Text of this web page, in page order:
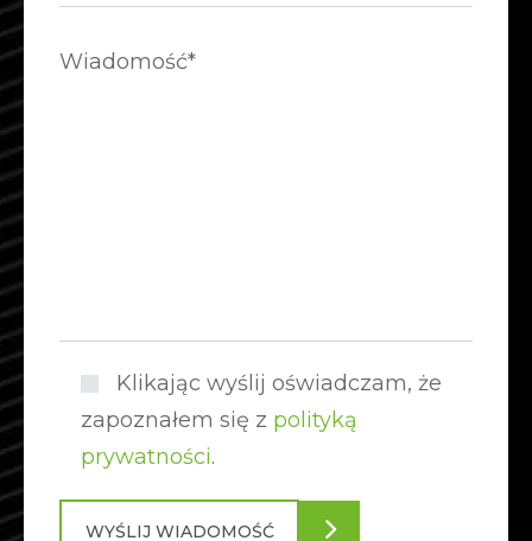
Wiadomość*
Klikając wyślij oświadczam, że
zapoznałem się z polityką
prywatności.